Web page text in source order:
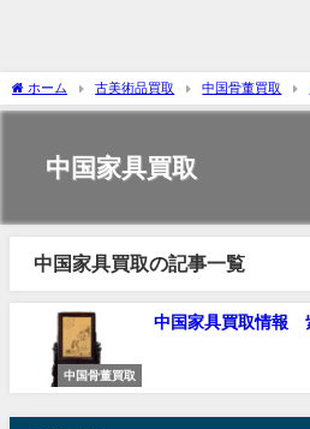
ホーム 古美術品買取 中国骨董買取
中国家具買取
中国家具買取の記事一覧
中国骨董買取
中国家具買取情報